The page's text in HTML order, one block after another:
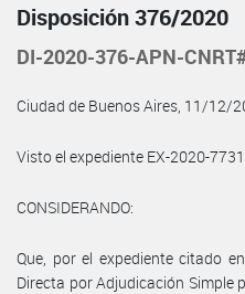
Disposición 376/2020
DI-2020-376-APN-
Ciudad de Buenos Aires, 11/12/
Visto el expediente EX-2020-
CONSIDERANDO:
Que, por el expediente citado
Directa por Adjudicación Simple